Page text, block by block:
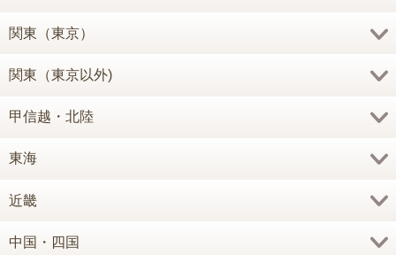
関東（東京）
関東（東京以外)
甲信越・北陸
東海
近畿
中国・四国